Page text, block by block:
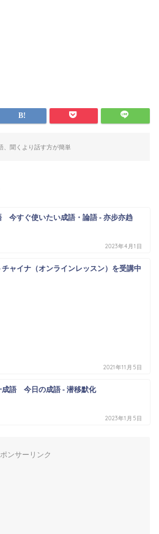
、聞くより話す方が簡単
今すぐ使いたい成語・論語 - 亦步亦趋
2023年4月1日
チャイナ（オンラインレッスン）を受講中
2021年11月5日
成語 今日の成語 - 潜移默化
2023年1月5日
ンサーリンク